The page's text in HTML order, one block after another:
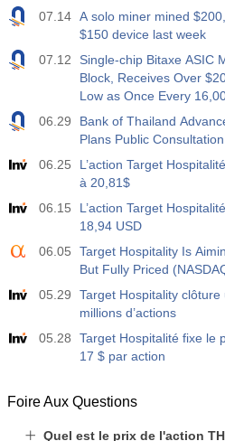
07.14 A solo miner mined
$150 device last week
07.12
Single-chip Bitaxe ASIC
Block, Receives Over
Low as Once Every
06.29
Bank of Thailand
Plans Public
06.25
L’action Target
à 20,81$
06.15
L’action Target
18,94 USD
06.05
Target Hospitality Is
But Fully Priced
05.29
Target Hospitality
millions d’actions
05.28
Target Hospitalité fixe le
17 $ par action
Foire Aux Questions
Quel est le prix de l'action